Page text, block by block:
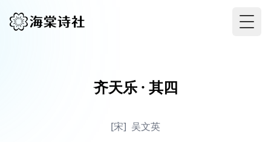
齐天乐 · 其四
[宋] 吴文英